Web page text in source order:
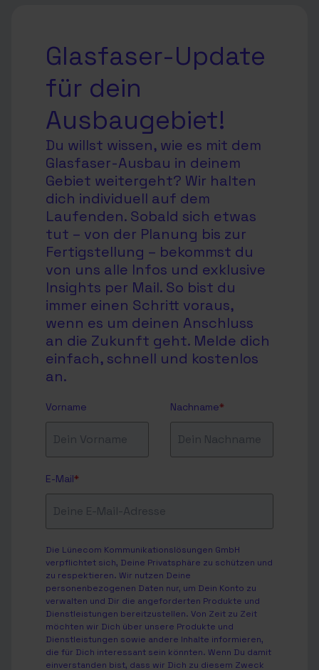
Glasfaser-Update
für dein
Ausbaugebiet!
Du willst wissen, wie es mit dem
Glasfaser-Ausbau in deinem
Gebiet weitergeht? Wir halten
dich individuell auf dem
Laufenden. Sobald sich etwas
tut – von der Planung bis zur
Fertigstellung – bekommst du
von uns alle Infos und exklusive
Insights per Mail. So bist du
immer einen Schritt voraus,
wenn es um deinen Anschluss
an die Zukunft geht. Melde dich
einfach, schnell und kostenlos
an.
Vorname Nachname*
E-Mail*
Die Lünecom Kommunikationslösungen GmbH
verpflichtet sich, Deine Privatsphäre zu schützen und
zu respektieren. Wir nutzen Deine
personenbezogenen Daten nur, um Dein Konto zu
verwalten und Dir die angeforderten Produkte und
Dienstleistungen bereitzustellen. Von Zeit zu Zeit
möchten wir Dich über unsere Produkte und
Dienstleistungen sowie andere Inhalte informieren,
die für Dich interessant sein könnten. Wenn Du damit
einverstanden bist, dass wir Dich zu diesem Zweck